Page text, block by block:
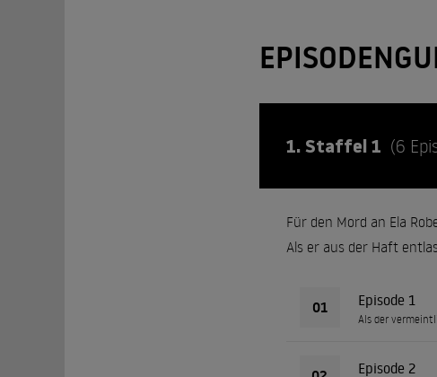
1. Staffel 1 (6
Für den Mord an Ela
Als er aus der Haft
01 Episode 1
Als der
Episode 2